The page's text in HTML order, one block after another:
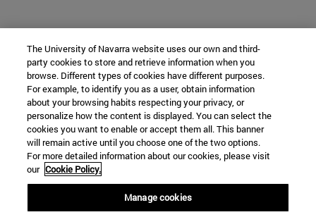
The University of Navarra website uses our own and third-
party cookies to store and retrieve information when you
browse. Different types of cookies have different purposes.
For example, to identify you as a user, obtain information
about your browsing habits respecting your privacy, or
personalize how the content is displayed. You can select the
cookies you want to enable or accept them all. This banner
will remain active until you choose one of the two options.
For more detailed information about our cookies, please visit
our Cookie Policy.
Manage cookies